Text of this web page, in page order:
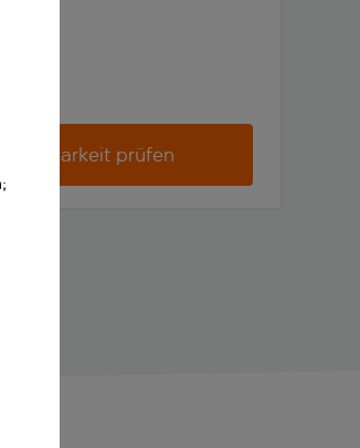
Verfügbarkeit prüfen